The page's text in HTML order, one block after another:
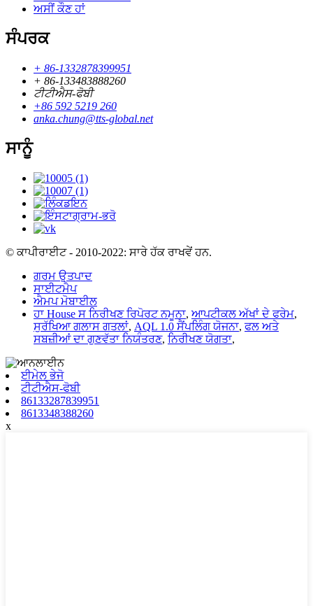
ਅਸੀਂ ਕੌਣ ਹਾਂ
ਸੰਪਰਕ
+ 86-1332878399951
+ 86-133483888260
ਟੀਟੀਐਸ-ਫੋਬੀ
+86 592 5219 260
anka.chung@tts-global.net
ਸਾਨੂੰ
© ਕਾਪੀਰਾਈਟ - 2010-2022: ਸਾਰੇ ਹੱਕ ਰਾਖਵੇਂ ਹਨ.
ਗਰਮ ਉਤਪਾਦ
ਸਾਈਟਮੈਪ
ਐਮਪ ਮੋਬਾਈਲ
ਹਾ House ਸ ਨਿਰੀਖਣ ਰਿਪੋਰਟ ਨਮੂਨਾ, ਆਪਟੀਕਲ ਅੱਖਾਂ ਦੇ ਫਰੇਮ,
ਸੁਰੱਖਿਆ ਗਲਾਸ ਗਤਲਾਂ, AQL 1.0 ਸੈਂਪਲਿੰਗ ਯੋਜਨਾ,ਫਲ ਅਤੇ
ਸਬਜ਼ੀਆਂ ਦਾ ਗੁਣਵੱਤਾ ਨਿਯੰਤਰਣ, ਨਿਰੀਖਣ ਯੋਗਤਾ,
ਈਮੇਲ ਭੇਜੋ
ਟੀਟੀਐਸ-ਫੋਬੀ
86133287839951
8613348388260
x